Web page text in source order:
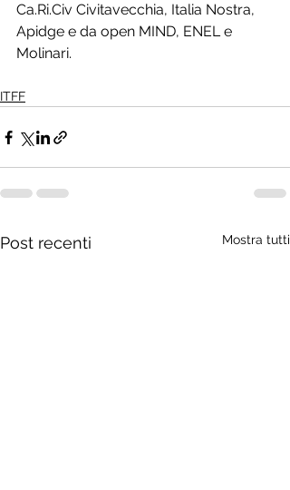
Ca.Ri.Civ Civitavecchia, Italia Nostra,
Apidge e da open MIND, ENEL e
Molinari.
ITFF
Post recenti Mostra tutti